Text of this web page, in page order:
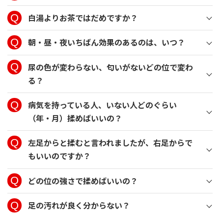
白湯よりお茶ではだめですか？
朝・昼・夜いちばん効果のあるのは、いつ？
尿の色が変わらない、匂いがないどの位で変わ
る？
病気を持っている人、いない人どのぐらい
（年・月）揉めばいいの？
左足からと揉むと言われましたが、右足からで
もいいのですか？
どの位の強さで揉めばいいの？
足の汚れが良く分からない？